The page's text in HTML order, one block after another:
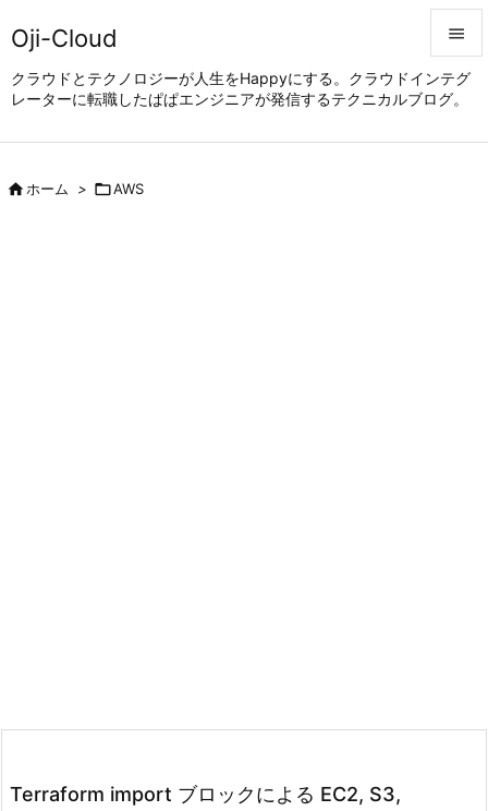
Oji-Cloud
クラウドとテクノロジーが人生をHappyにする。クラウドインテグ
レーターに転職したぱぱエンジニアが発信するテクニカルブログ。


メニュ
ホーム > AWS
Terraform import ブロックによる EC2, S3,